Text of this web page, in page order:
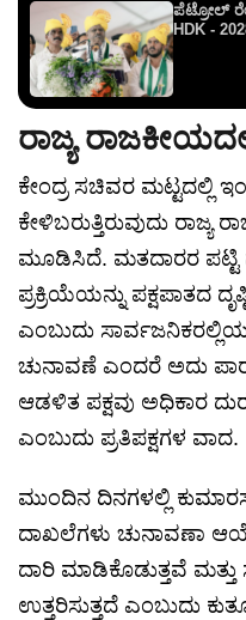
ಪೆಟ್ರೋಲ್
HDK -
ರಾಜ್ಯ
ಕೇಂದ್ರ ಸಚಿವರ ಮಟ್ಟದಲ್ಲಿ
ಕೇಳಿಬರುತ್ತಿರುವುದು
ಮೂಡಿಸಿದೆ. ಮತದಾರರ ಪಟ್ಟಿ
ಪ್ರಕ್ರಿಯೆಯನ್ನು ಪಕ್ಷಪಾತದ
ಎಂಬುದು
ಚುನಾವಣೆ ಎಂದರೆ ಅದು
ಆಡಳಿತ ಪಕ್ಷವು ಅಧಿಕಾರ
ಎಂಬುದು ಪ್ರತಿಪಕ್ಷಗಳ ವಾದ.
ಮುಂದಿನ ದಿನಗಳಲ್ಲಿ
ದಾಖಲೆಗಳು ಚುನಾವಣಾ
ದಾರಿ ಮಾಡಿಕೊಡುತ್ತವೆ
ಉತ್ತರಿಸುತ್ತದೆ ಎಂಬುದು